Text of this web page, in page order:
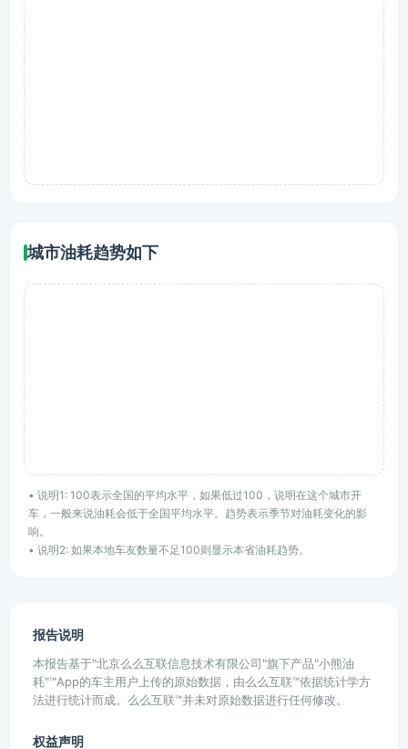
城市油耗趋势如下
• 说明1: 100表示全国的平均水平，如果低过100，说明在这个城市开
车，一般来说油耗会低于全国平均水平。趋势表示季节对油耗变化的影
响。
• 说明2: 如果本地车友数量不足100则显示本省油耗趋势。
报告说明
本报告基于"北京么么互联信息技术有限公司"旗下产品"小熊油
耗"™App的车主用户上传的原始数据，由么么互联™依据统计学方
法进行统计而成。么么互联™并未对原始数据进行任何修改。
权益声明